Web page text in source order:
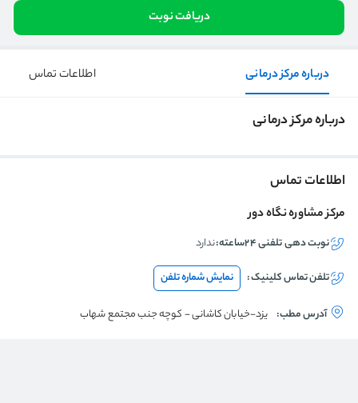
دریافت نوبت
درباره مرکز درمانی اطلاعات تماس
درباره مرکز درمانی
اطلاعات تماس
مرکز مشاوره نگاه دور
نوبت دهی تلفنی ۲۴ساعته: ندارد
تلفن تماسکلینیک: نمایش شماره تلفن
آدرس مطب: یزد-خیابان کاشانی - کوچه جنب مجتمع شهاب